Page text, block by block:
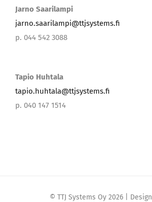
Jarno Saarilampi
jarno.saarilampi@ttjsystems.fi
p. 044 542 3088
Tapio Huhtala
tapio.huhtala@ttjsystems.fi
p. 040 147 1514
© TTJ Systems Oy 2026 | Design